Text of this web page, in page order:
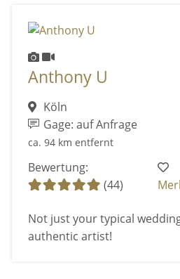
Anthony U
Köln
Gage: auf Anfrage
ca. 94 km entfernt
Bewertung:
(44)
Not just your typical
authentic artist!